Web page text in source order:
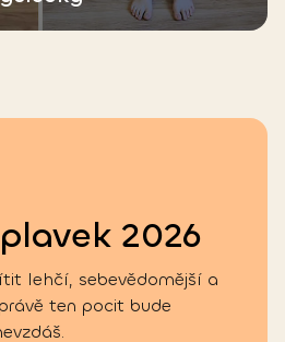
2026
lehčí, sebevědomější a
ten pocit bude